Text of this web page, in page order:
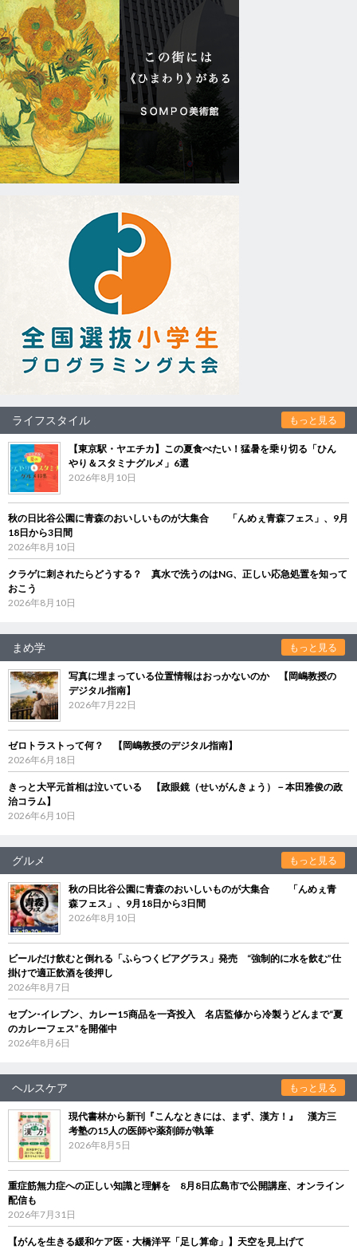
ライフスタイル もっと見る
【東京駅・ヤエチカ】この夏食べたい！猛暑を乗り切る「ひん
やり＆スタミナグルメ」6選
2026年8月10日
秋の日比谷公園に青森のおいしいものが大集合 「んめぇ青森フェス」、9月
18日から3日間
2026年8月10日
クラゲに刺されたらどうする？ 真水で洗うのはNG、正しい応急処置を知って
おこう
2026年8月10日
まめ学 もっと見る
写真に埋まっている位置情報はおっかないのか 【岡嶋教授の
デジタル指南】
2026年7月22日
ゼロトラストって何？ 【岡嶋教授のデジタル指南】
2026年6月18日
きっと大平元首相は泣いている 【政眼鏡（せいがんきょう）－本田雅俊の政
治コラム】
2026年6月10日
グルメ もっと見る
秋の日比谷公園に青森のおいしいものが大集合 「んめぇ青
森フェス」、9月18日から3日間
2026年8月10日
ビールだけ飲むと倒れる「ふらつくビアグラス」発売 “強制的に水を飲む”仕
掛けで適正飲酒を後押し
2026年8月7日
セブン‐イレブン、カレー15商品を一斉投入 名店監修から冷製うどんまで“夏
のカレーフェス”を開催中
2026年8月6日
ヘルスケア もっと見る
現代書林から新刊『こんなときには、まず、漢方！』 漢方三
考塾の15人の医師や薬剤師が執筆
2026年8月5日
重症筋無力症への正しい知識と理解を 8月8日広島市で公開講座、オンライン
配信も
2026年7月31日
【がんを生きる緩和ケア医・大橋洋平「足し算命」】天空を見上げて